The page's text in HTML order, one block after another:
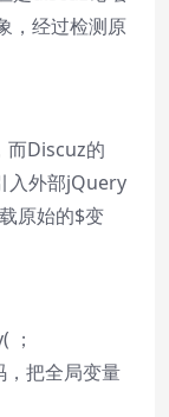
，经过检测原
而Discuz的
入外部jQuery
原始的$变
；
把全局变量